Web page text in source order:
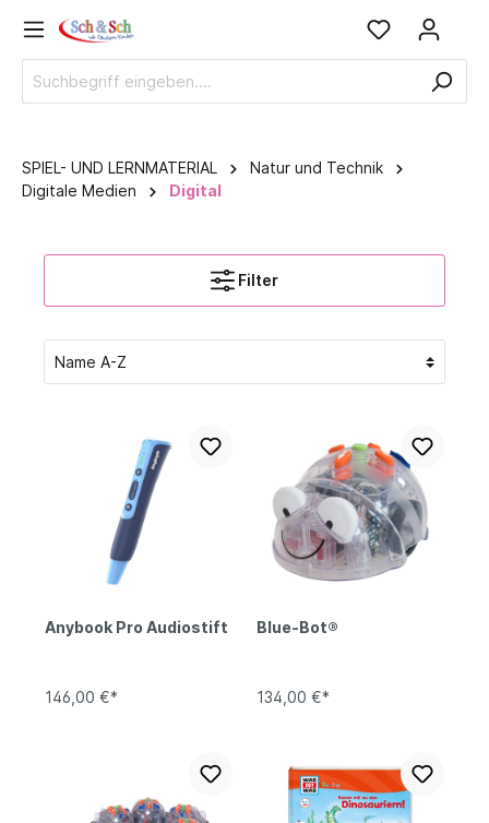
SPIEL- UND LERNMATERIAL
Natur und Technik
Digitale Medien
Digital
Filter
Anybook Pro Audiostift
146,00 €*
Blue-Bot®
134,00 €*